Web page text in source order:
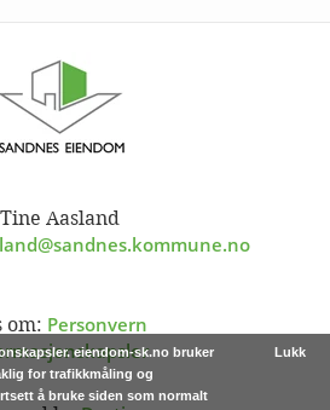
eiendom-sk.no bruker
for trafikkmåling og
å bruke siden som normalt
Lukk
Tine Aasland
om: Personvern